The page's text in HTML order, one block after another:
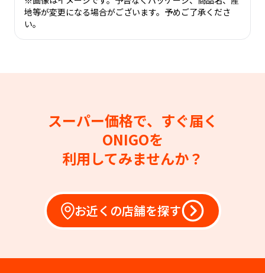
地等が変更になる場合がございます。予めご了承くださ
い。
スーパー価格で、すぐ届く
ONIGOを
利用してみませんか？
お近くの店舗を探す